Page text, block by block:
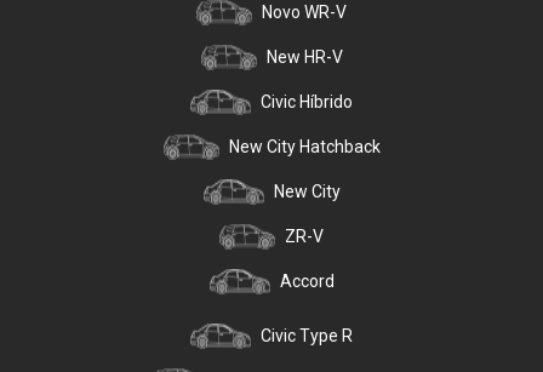
Novo WR-V
New HR-V
Civic Híbrido
New City Hatchback
New City
ZR-V
Accord
Civic Type R